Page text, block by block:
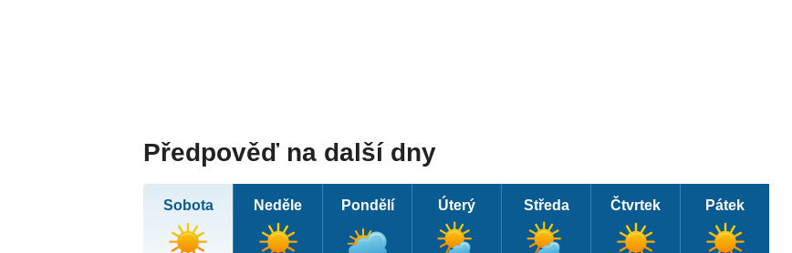
Předpověď na další dny
Sobota Neděle Pondělí Úterý Středa Čtvrtek Pátek